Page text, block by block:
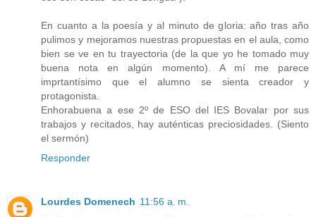
En cuanto a la poesía y al minuto de gloria: año tras año
pulimos y mejoramos nuestras propuestas en el aula, como
bien se ve en tu trayectoria (de la que yo he tomado muy
buena nota en algún momento). A mí me parece
imprtantísimo que el alumno se sienta creador y
protagonista.
Enhorabuena a ese 2º de ESO del IES Bovalar por sus
trabajos y recitados, hay auténticas preciosidades. (Siento
el sermón)
Responder
Lourdes Domenech 11:56 a. m.